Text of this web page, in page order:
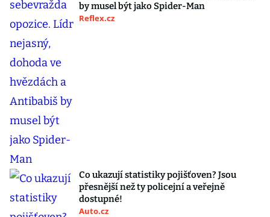
by musel být jako Spider-Man
Reflex.cz
Co ukazují statistiky pojišťoven? Jsou
přesnější než ty policejní a veřejně
dostupné!
Auto.cz